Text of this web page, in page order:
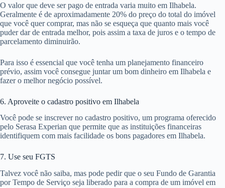
O valor que deve ser pago de entrada varia muito em Ilhabela.
Geralmente é de aproximadamente 20% do preço do total do imóvel
que você quer comprar, mas não se esqueça que quanto mais você
puder dar de entrada melhor, pois assim a taxa de juros e o tempo de
parcelamento diminuirão.
Para isso é essencial que você tenha um planejamento financeiro
prévio, assim você consegue juntar um bom dinheiro em Ilhabela e
fazer o melhor negócio possível.
6. Aproveite o cadastro positivo em Ilhabela
Você pode se inscrever no cadastro positivo, um programa oferecido
pelo Serasa Experian que permite que as instituições financeiras
identifiquem com mais facilidade os bons pagadores em Ilhabela.
7. Use seu FGTS
Talvez você não saiba, mas pode pedir que o seu Fundo de Garantia
por Tempo de Serviço seja liberado para a compra de um imóvel em